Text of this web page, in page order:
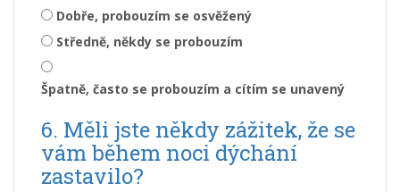
Dobře, probouzím se osvěžený
Středně, někdy se probouzím
Špatně, často se probouzím a cítím se unavený
6. Měli jste někdy zážitek, že se
vám během noci dýchání
zastavilo?